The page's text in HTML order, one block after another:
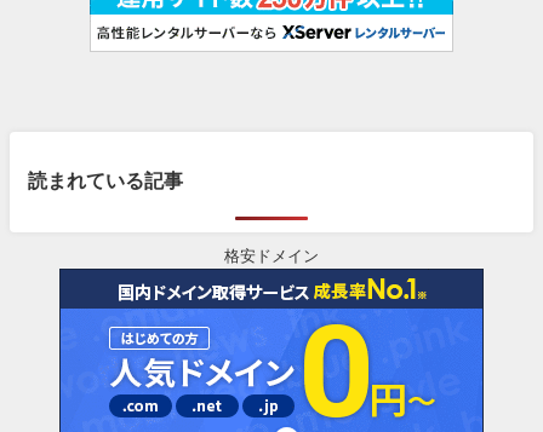
読まれている記事
格安ドメイン